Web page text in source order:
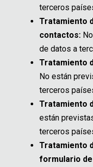
terceros
Tratamiento
contactos:
de datos a
Tratamiento
No están
terceros
Tratamiento
están
terceros
Tratamiento
formulario